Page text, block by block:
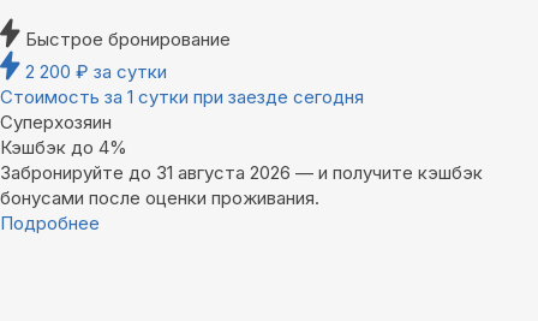
Быстрое бронирование
2 200 ₽ за сутки
Стоимость за 1 сутки при заезде сегодня
Суперхозяин
Кэшбэк до 4%
Забронируйте до 31 августа 2026 — и получите кэшбэк
бонусами после оценки проживания.
Подробнее